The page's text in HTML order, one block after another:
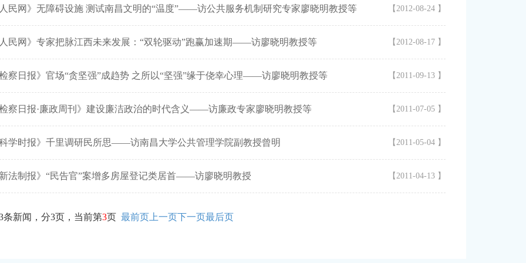
【2012-08-24 】
民网》无障碍设施 测试南昌文明的“温度”——访公共服务机制研究专家廖晓明教授等
【2012-08-17 】
民网》专家把脉江西未来发展：“双轮驱动”跑赢加速期——访廖晓明教授等
【2011-09-13 】
察日报》官场“贪坚强”成趋势 之所以“坚强”缘于侥幸心理——访廖晓明教授等
【2011-07-05 】
察日报·廉政周刊》建设廉洁政治的时代含义——访廉政专家廖晓明教授等
【2011-05-04 】
学时报》千里调研民所思——访南昌大学公共管理学院副教授曾明
【2011-04-13 】
法制报》“民告官”案增多房屋登记类居首——访廖晓明教授
条新闻，分3页，当前第3页 最前页 上一页下一页最后页